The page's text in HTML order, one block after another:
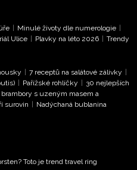
s Obchodními
Extra s.r.o.
k organizaci a
| Minulé životy dle numerologie |
Ulice | Plavky na léto 2026 | Trendy
| 7 receptů na salátové zálivky |
| Pařížské rohlíčky | 30 nejlepších
s uzeným masem a
surovin | Nadýchaná bublanina
Toto je trend travel ring